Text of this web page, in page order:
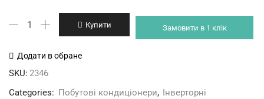
DAIKIN
FTXK25AS/RXK25A
кількість
Купити Замовити в 1 клік
Додати в обране
SKU: 2346
Categories: Побутові кондиціонери, Інверторні